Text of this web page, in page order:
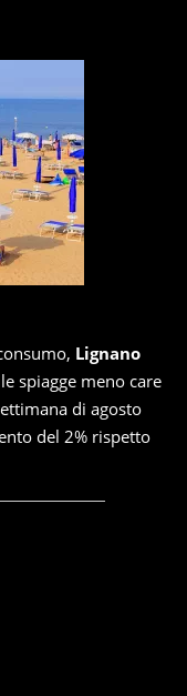
Lignano
spiagge meno care
di agosto
del 2% rispetto